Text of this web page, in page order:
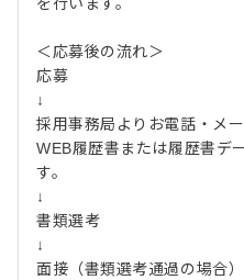
＜応募後の流れ＞
応募
↓
採用事務局よりお電話・メ
WEB履歴書または履歴書デ
す。
↓
書類選考
↓
面接（書類選考通過の場合）